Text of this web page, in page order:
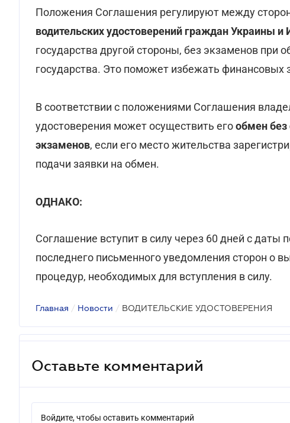
Положения Соглашения регулируют между
водительских удостоверений граждан Украины
государства другой стороны, без экзаменов при
государства. Это поможет избежать финансовых
В соответствии с положениями Соглашения
удостоверения может осуществить егообмен без
экзаменов, если его место жительства
подачи заявки на обмен.
ОДНАКО:
Соглашение вступит в силу через 60 дней с
последнего письменного уведомления сторон о
процедур, необходимых для вступления в силу.
Главная / Новости / ВОДИТЕЛЬСКИЕ УДОСТОВЕРЕНИЯ
Оставьте комментарий
Войдите, чтобы оставить комментарий